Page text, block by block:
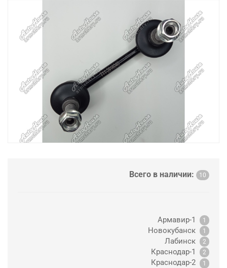
Всего в наличии: 10
Армавир-1 1
Новокубанск 1
Лабинск 2
Краснодар-1 2
Краснодар-2 1